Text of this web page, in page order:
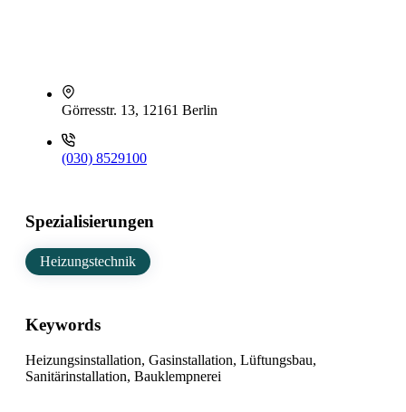
Görresstr. 13, 12161 Berlin
(030) 8529100
Spezialisierungen
Heizungstechnik
Keywords
Heizungsinstallation, Gasinstallation, Lüftungsbau,
Sanitärinstallation, Bauklempnerei